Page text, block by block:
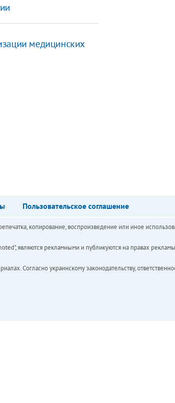
медицинских
Пользовательское соглашение
копирование, воспроизведение или иное
являются рекламными и публикуются на правах
Согласно украинскому законодательству,